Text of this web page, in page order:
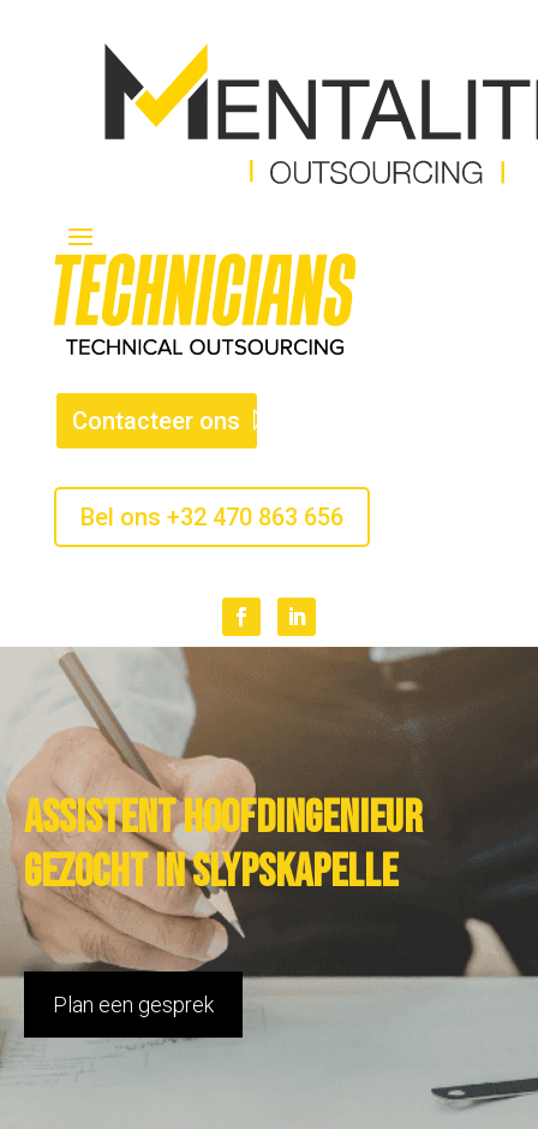
Contacteer ons
Bel ons +32 470 863 656
Assistent hoofdingenieur
gezocht in Slypskapelle
Plan een gesprek